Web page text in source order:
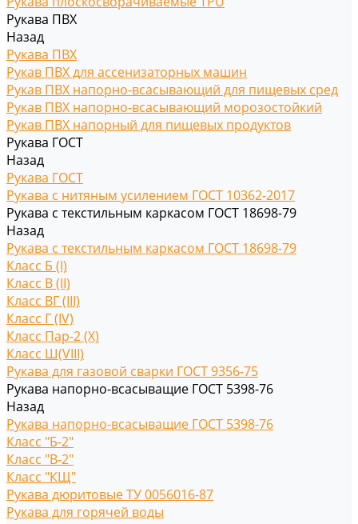
Рукава ПВХ
Назад
Рукава ПВХ
Рукав ПВХ для ассенизаторных машин
Рукав ПВХ напорно-всасывающий для пищевых сред
Рукав ПВХ напорно-всасывающий морозостойкий
Рукав ПВХ напорный для пищевых продуктов
Рукава ГОСТ
Назад
Рукава ГОСТ
Рукава с нитяным усилением ГОСТ 10362-2017
Рукава с текстильным каркасом ГОСТ 18698-79
Назад
Рукава с текстильным каркасом ГОСТ 18698-79
Класс Б (I)
Класс В (II)
Класс ВГ (III)
Класс Г (IV)
Класс Пар-2 (X)
Класс Ш(VIII)
Рукава для газовой сварки ГОСТ 9356-75
Рукава напорно-всасыващие ГОСТ 5398-76
Назад
Рукава напорно-всасыващие ГОСТ 5398-76
Класс "Б-2"
Класс "В-2"
Класс "КЩ"
Рукава дюритовые ТУ 0056016-87
Рукава для горячей воды